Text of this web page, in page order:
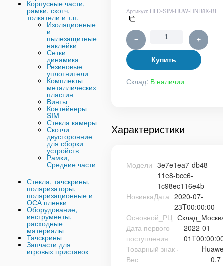
Корпусные части,
рамки, скотч,
толкатели и т.п.
Изоляционные
и
пылезащитные
наклейки
Сетки
динамика
Резиновые
уплотнители
Комплекты
металлических
пластин
Винты
Контейнеры
SIM
Стекла камеры
Скотчи
двусторонние
для сборки
устройств
Рамки,
Средние части
Стекла, тачскрины,
поляризаторы,
поляризационные и
ОСА пленки
Оборудование,
инструменты,
расходные
материалы
Тачскрины
Запчасти для
игровых приставок
Артикул: HLD-SIM-HUW-HNR8X-BL
− +
Купить
Склад: В наличии
Характеристики
Модели 3e7e1ea7-db48-
11e8-bcc6-
1c98ec116e4b
НовинкаДата 2020-07-
23T00:00:00
Основной_РЦ
Дата первого
поступления
2022-01-
Товарный знак
Вес
0.7